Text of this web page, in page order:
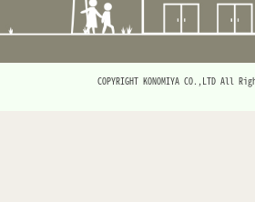
COPYRIGHT KONOMIYA CO.,LTD All